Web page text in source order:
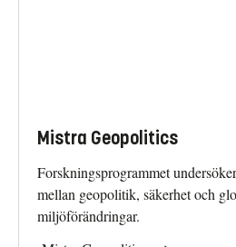
Mistra Geopolitics
Forskningsprogrammet
mellan geopolitik, säkerhet och
miljöförändringar.